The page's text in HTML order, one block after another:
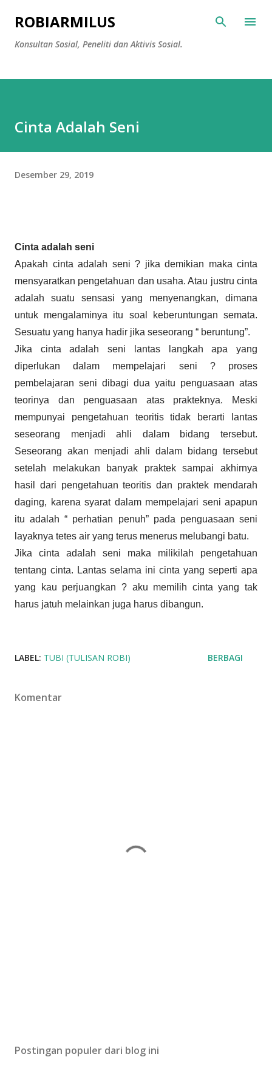
Langsung ke konten utama
ROBIARMILUS
Konsultan Sosial, Peneliti dan Aktivis Sosial.
Cinta Adalah Seni
Desember 29, 2019
Cinta adalah seni
Apakah cinta adalah seni ? jika demikian maka cinta
mensyaratkan pengetahuan dan usaha. Atau justru cinta
adalah suatu sensasi yang menyenangkan, dimana
untuk mengalaminya itu soal keberuntungan semata.
Sesuatu yang hanya hadir jika seseorang “ beruntung”.
Jika cinta adalah seni lantas langkah apa yang
diperlukan dalam mempelajari seni ? proses
pembelajaran seni dibagi dua yaitu penguasaan atas
teorinya dan penguasaan atas prakteknya. Meski
mempunyai pengetahuan teoritis tidak berarti lantas
seseorang menjadi ahli dalam bidang tersebut.
Seseorang akan menjadi ahli dalam bidang tersebut
setelah melakukan banyak praktek sampai akhirnya
hasil dari pengetahuan teoritis dan praktek mendarah
daging, karena syarat dalam mempelajari seni apapun
itu adalah “ perhatian penuh” pada penguasaan seni
layaknya tetes air yang terus menerus melubangi batu.
Jika cinta adalah seni maka milikilah pengetahuan
tentang cinta. Lantas selama ini cinta yang seperti apa
yang kau perjuangkan ? aku memilih cinta yang tak
harus jatuh melainkan juga harus dibangun.
LABEL: TUBI (TULISAN ROBI) BERBAGI
Komentar
Postingan populer dari blog ini